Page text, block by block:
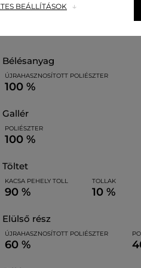
bélésanyag
ÚJRAHASZNOSÍTOTT POLIÉSZTER
100 %
gallér
POLIÉSZTER
100 %
töltet
KACSA PEHELY TOLL
90 %
TOLLAK
10 %
elülső rész
ÚJRAHASZNOSÍTOTT POLIÉSZTER
60 %
BEÁLLÍTÁSOK